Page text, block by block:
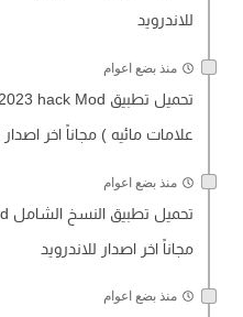
للاندرويد
منذ بضع اعوام
علامات مائيه ) مجاناً اخر
منذ بضع اعوام
مجاناً اخر اصدار للاندرويد
منذ بضع اعوام